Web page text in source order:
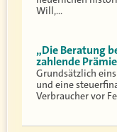
Will,…
„Die Beratung
zahlende
Grundsätzlich
und eine
Verbraucher vor